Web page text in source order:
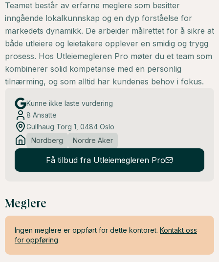
Teamet består av erfarne meglere som besitter
inngående lokalkunnskap og en dyp forståelse for
markedets dynamikk. De arbeider målrettet for å sikre at
både utleiere og leietakere opplever en smidig og trygg
prosess. Hos Utleiemegleren Pro møter du et team som
kombinerer solid kompetanse med en personlig
tilnærming, og som alltid har kundenes behov i fokus.
Kunne ikke laste vurdering
8 Ansatte
Gullhaug Torg 1, 0484 Oslo
Nordberg
Nordre Aker
Få tilbud fra Utleiemegleren Pro
Meglere
Ingen meglere er oppført for dette kontoret. Kontakt oss
for oppføring